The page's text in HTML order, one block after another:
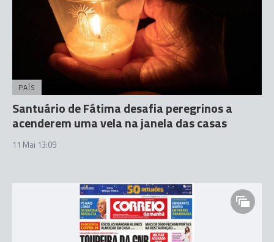
PAÍS
Santuário de Fátima desafia peregrinos a
acenderem uma vela na janela das casas
11 Mai 13:09